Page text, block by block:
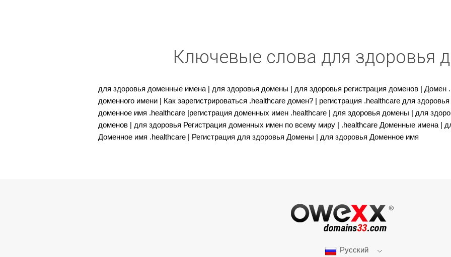
Ключевые слова для здоровья
для здоровья доменные имена | для здоровья домены | для здоровья регистрация доменов | Домен
доменного имени | Как зарегистрироваться .healthcare домен? | регистрация .healthcare для
доменное имя .healthcare |регистрация доменных имен .healthcare | для здоровья домены | для
доменов | для здоровья Регистрация доменных имен по всему миру | .healthcare Доменные имена |
Доменное имя .healthcare | Регистрация для здоровья Домены | для здоровья Доменное имя
Русский